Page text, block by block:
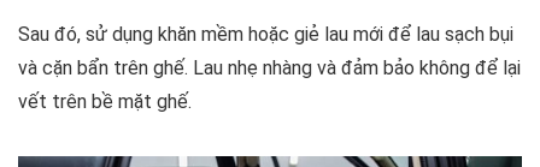
Sau đó, sử dụng khăn mềm hoặc giẻ lau mới để lau sạch bụi
và cặn bẩn trên ghế. Lau nhẹ nhàng và đảm bảo không để lại
vết trên bề mặt ghế.